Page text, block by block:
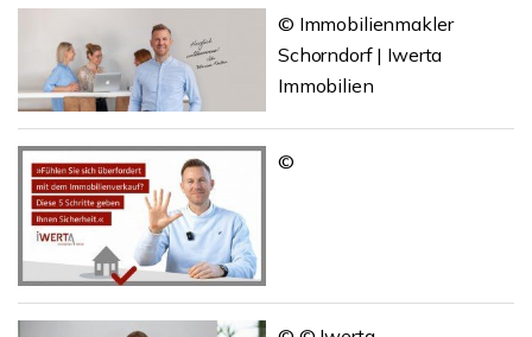
© Immobilienmakler
Schorndorf | Iwerta
Immobilien
©